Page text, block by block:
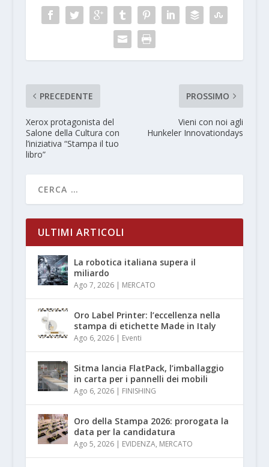
PRECEDENTE
Xerox protagonista del
Salone della Cultura con
l’iniziativa “Stampa il tuo
libro”
PROSSIMO
Vieni con noi agli
Hunkeler Innovationdays
ULTIMI ARTICOLI
La robotica italiana supera il
miliardo
Ago 7, 2026| MERCATO
Oro Label Printer: l’eccellenza nella
stampa di etichette Made in Italy
Ago 6, 2026| Eventi
Sitma lancia FlatPack, l’imballaggio
in carta per i pannelli dei mobili
Ago 6, 2026| FINISHING
Oro della Stampa 2026: prorogata la
data per la candidatura
Ago 5, 2026| EVIDENZA, MERCATO